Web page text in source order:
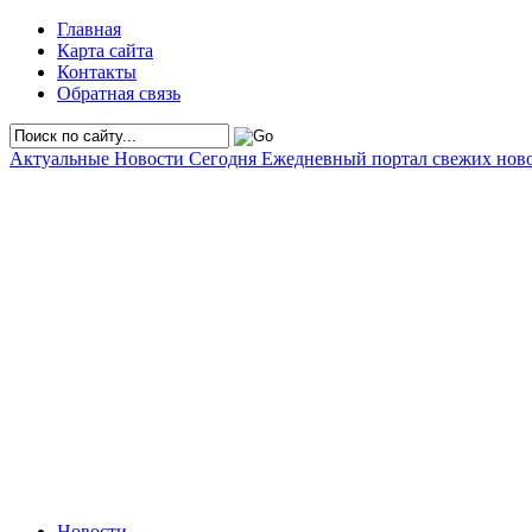
Главная
Карта сайта
Контакты
Обратная связь
Актуальные Новости Сегодня Ежедневный портал свежих